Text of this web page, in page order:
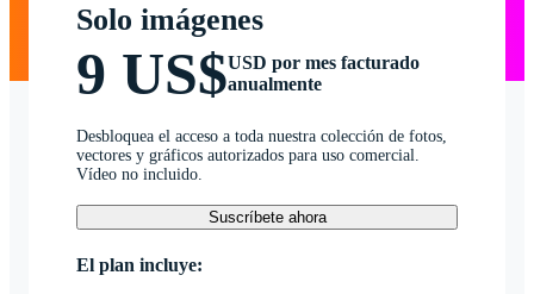
Solo imágenes
9 US$USD por mes facturado
anualmente
Desbloquea el acceso a toda nuestra colección de fotos,
vectores y gráficos autorizados para uso comercial.
Vídeo no incluido.
Suscríbete ahora
El plan incluye: